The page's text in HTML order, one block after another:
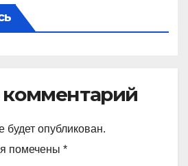
опубликован.
помечены *